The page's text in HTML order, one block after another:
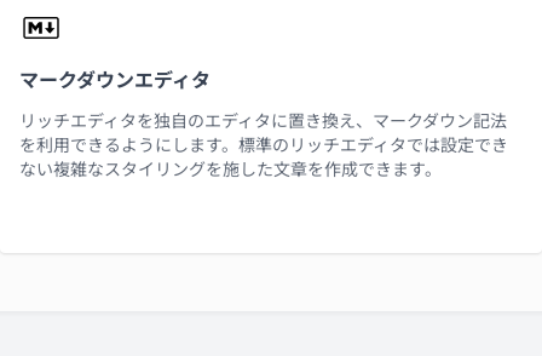
マークダウンエディタ
リッチエディタを独自のエディタに置き換え、マークダウン記法
を利用できるようにします。標準のリッチエディタでは設定でき
ない複雑なスタイリングを施した文章を作成できます。